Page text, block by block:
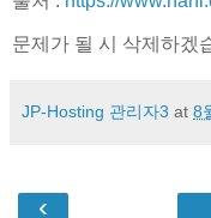
문제가 될 시 삭제하겠
JP-Hosting 관리자3 at 8
‹